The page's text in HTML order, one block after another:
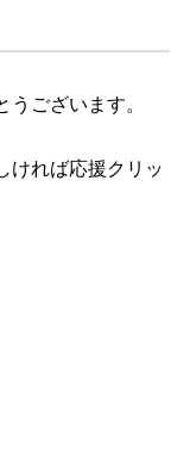
ございます。
ければ応援クリッ